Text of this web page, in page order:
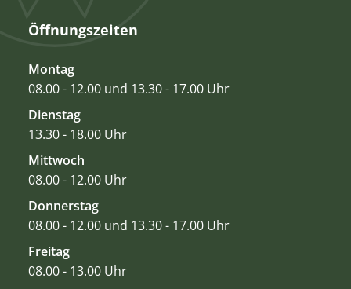
Öffnungszeiten
Montag
08.00 - 12.00 und 13.30 - 17.00 Uhr
Dienstag
13.30 - 18.00 Uhr
Mittwoch
08.00 - 12.00 Uhr
Donnerstag
08.00 - 12.00 und 13.30 - 17.00 Uhr
Freitag
08.00 - 13.00 Uhr